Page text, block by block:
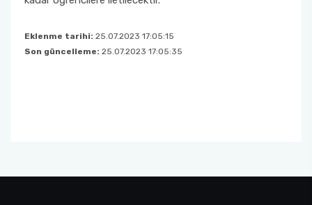
Eklenme tarihi: 25.07.2023 17:05:15
Son güncelleme: 25.07.2023 17:05:35